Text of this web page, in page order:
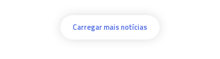
Carregar mais notícias